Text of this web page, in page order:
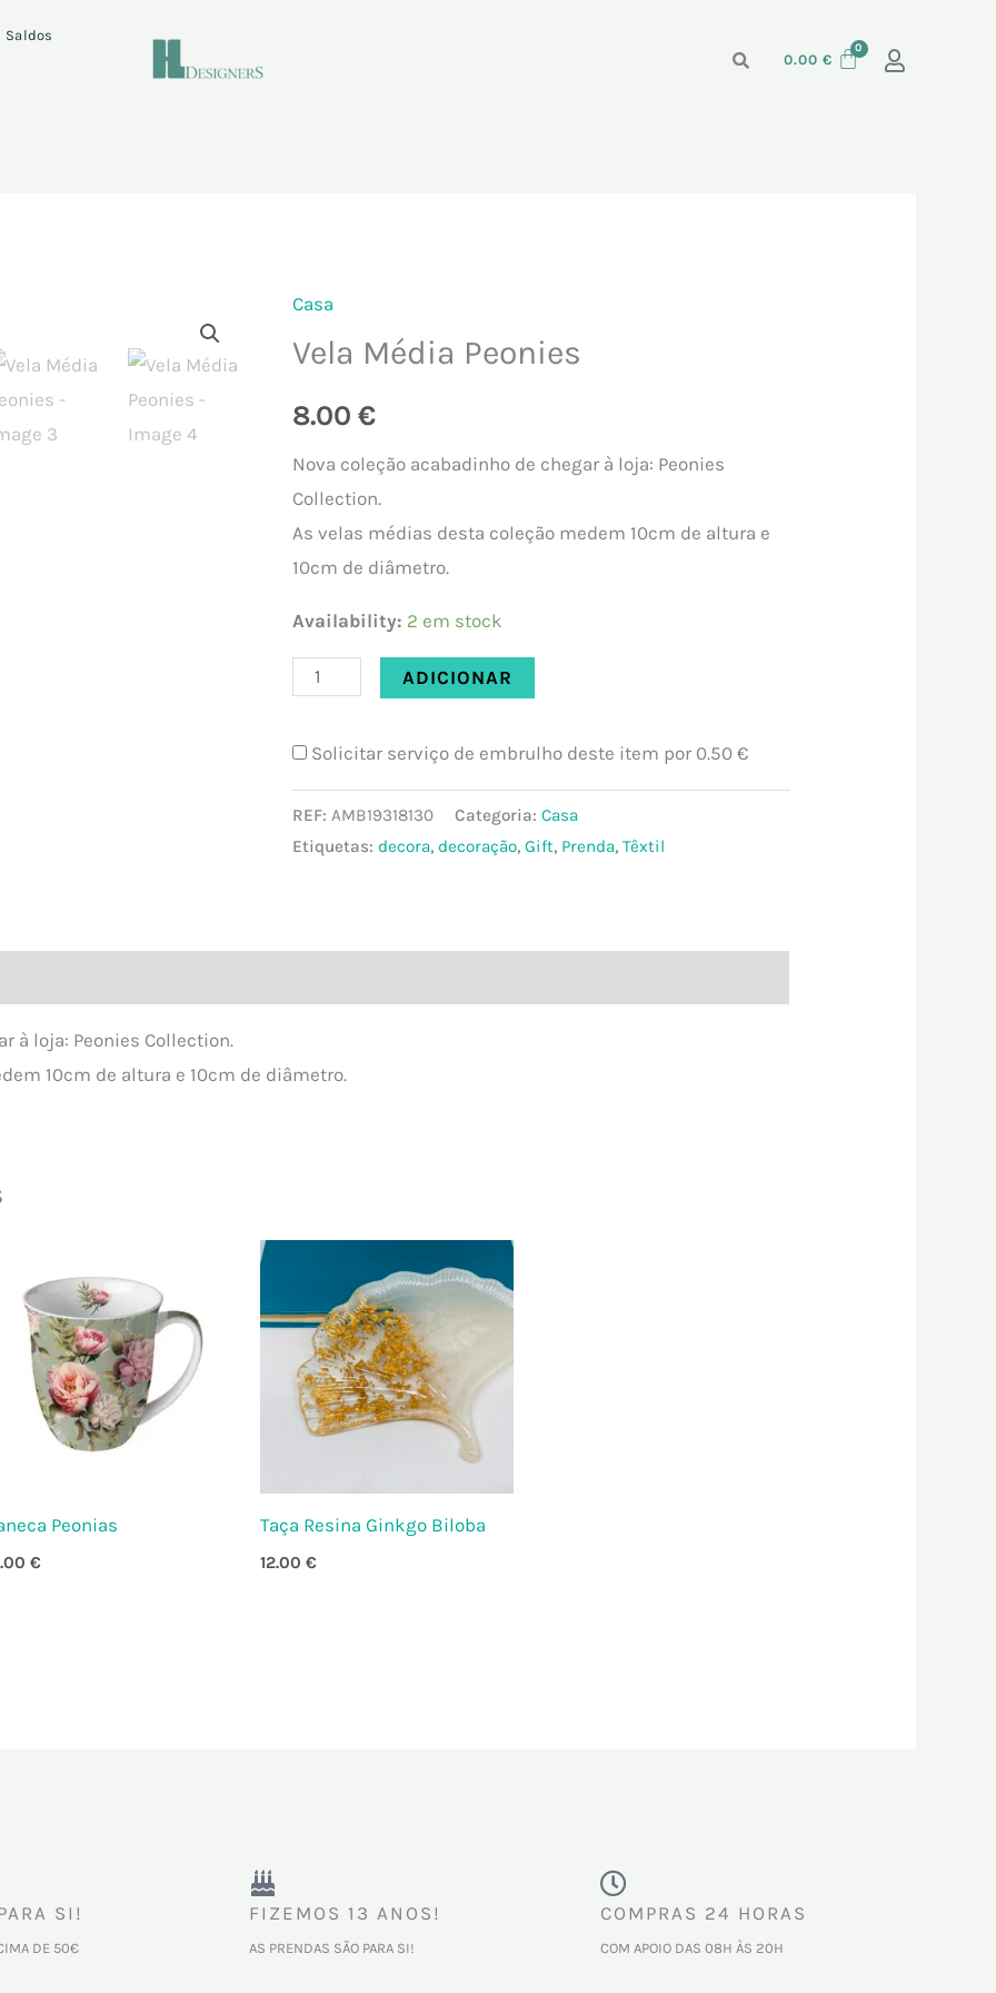
Saldos
0.00 €
Casa
Vela Média Peonies
8.00 €
Nova coleção acabadinho de chegar à loja: Peonies
Collection.
As velas médias desta coleção medem 10cm de altura e
10cm de diâmetro.
Availability: 2 em stock
Quantidade
de
Média
ADICIONAR
Solicitar serviço de embrulho deste item por 0.50 €
REF: AMB19318130 Categoria: Casa
Etiquetas: decora, decoração, Gift, Prenda, Têxtil
à loja: Peonies Collection.
10cm de altura e 10cm de diâmetro.
Peonias
€
Taça Resina Ginkgo Biloba
12.00 €
SI!
DE 50€
FIZEMOS 13 ANOS!
AS PRENDAS SÃO PARA SI!
COMPRAS 24 HORAS
COM APOIO DAS 08H ÀS 20H